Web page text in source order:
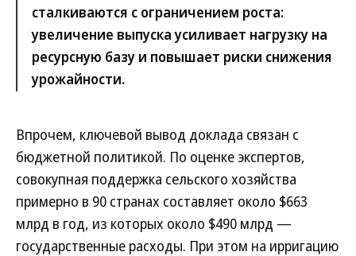
сталкиваются с ограничением роста:
увеличение выпуска усиливает нагрузку на
ресурсную базу и повышает риски снижения
урожайности.
Впрочем, ключевой вывод доклада связан с
бюджетной политикой. По оценке экспертов,
совокупная поддержка сельского хозяйства
примерно в 90 странах составляет около $663
млрд в год, из которых около $490 млрд —
государственные расходы. При этом на ирригацию